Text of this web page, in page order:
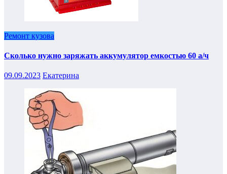
Ремонт кузова
Сколько нужно заряжать аккумулятор емкостью 60 а/ч
09.09.2023 Екатерина